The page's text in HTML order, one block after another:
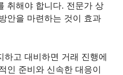
취해야 합니다. 전문가 상
안을 마련하는 것이 효과
하고 대비하면 거래 진행에
인 준비와 신속한 대응이